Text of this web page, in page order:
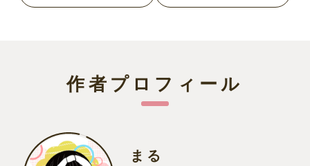
作者プロフィール
まる